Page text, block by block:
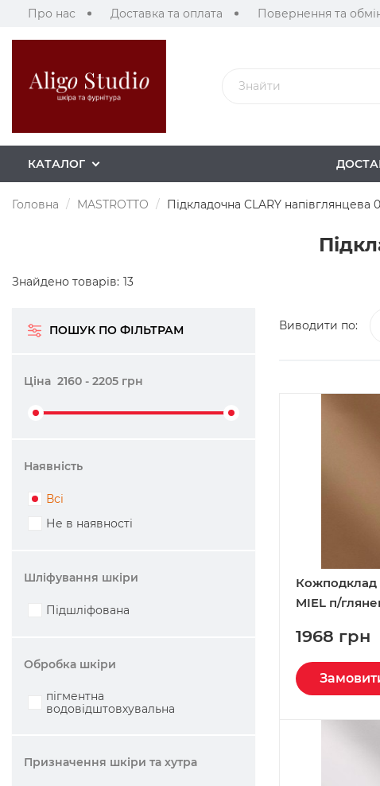
Про нас Доставка та оплата Повернення та
КАТАЛОГ
Головна MASTROTTO Підкладочна CLARY напівглянцева
Знайдено товарів: 13
ПОШУК ПО ФІЛЬТРАМ
Ціна 2160 - 2205 грн
Наявність
Всі
Не в наявності
Шліфування шкіри
Підшліфована
Обробка шкіри
пігментна
водовідштовхувальна
Призначення шкіри та хутра
Виводити по:
Кожподклад
MIEL п/
1968 грн